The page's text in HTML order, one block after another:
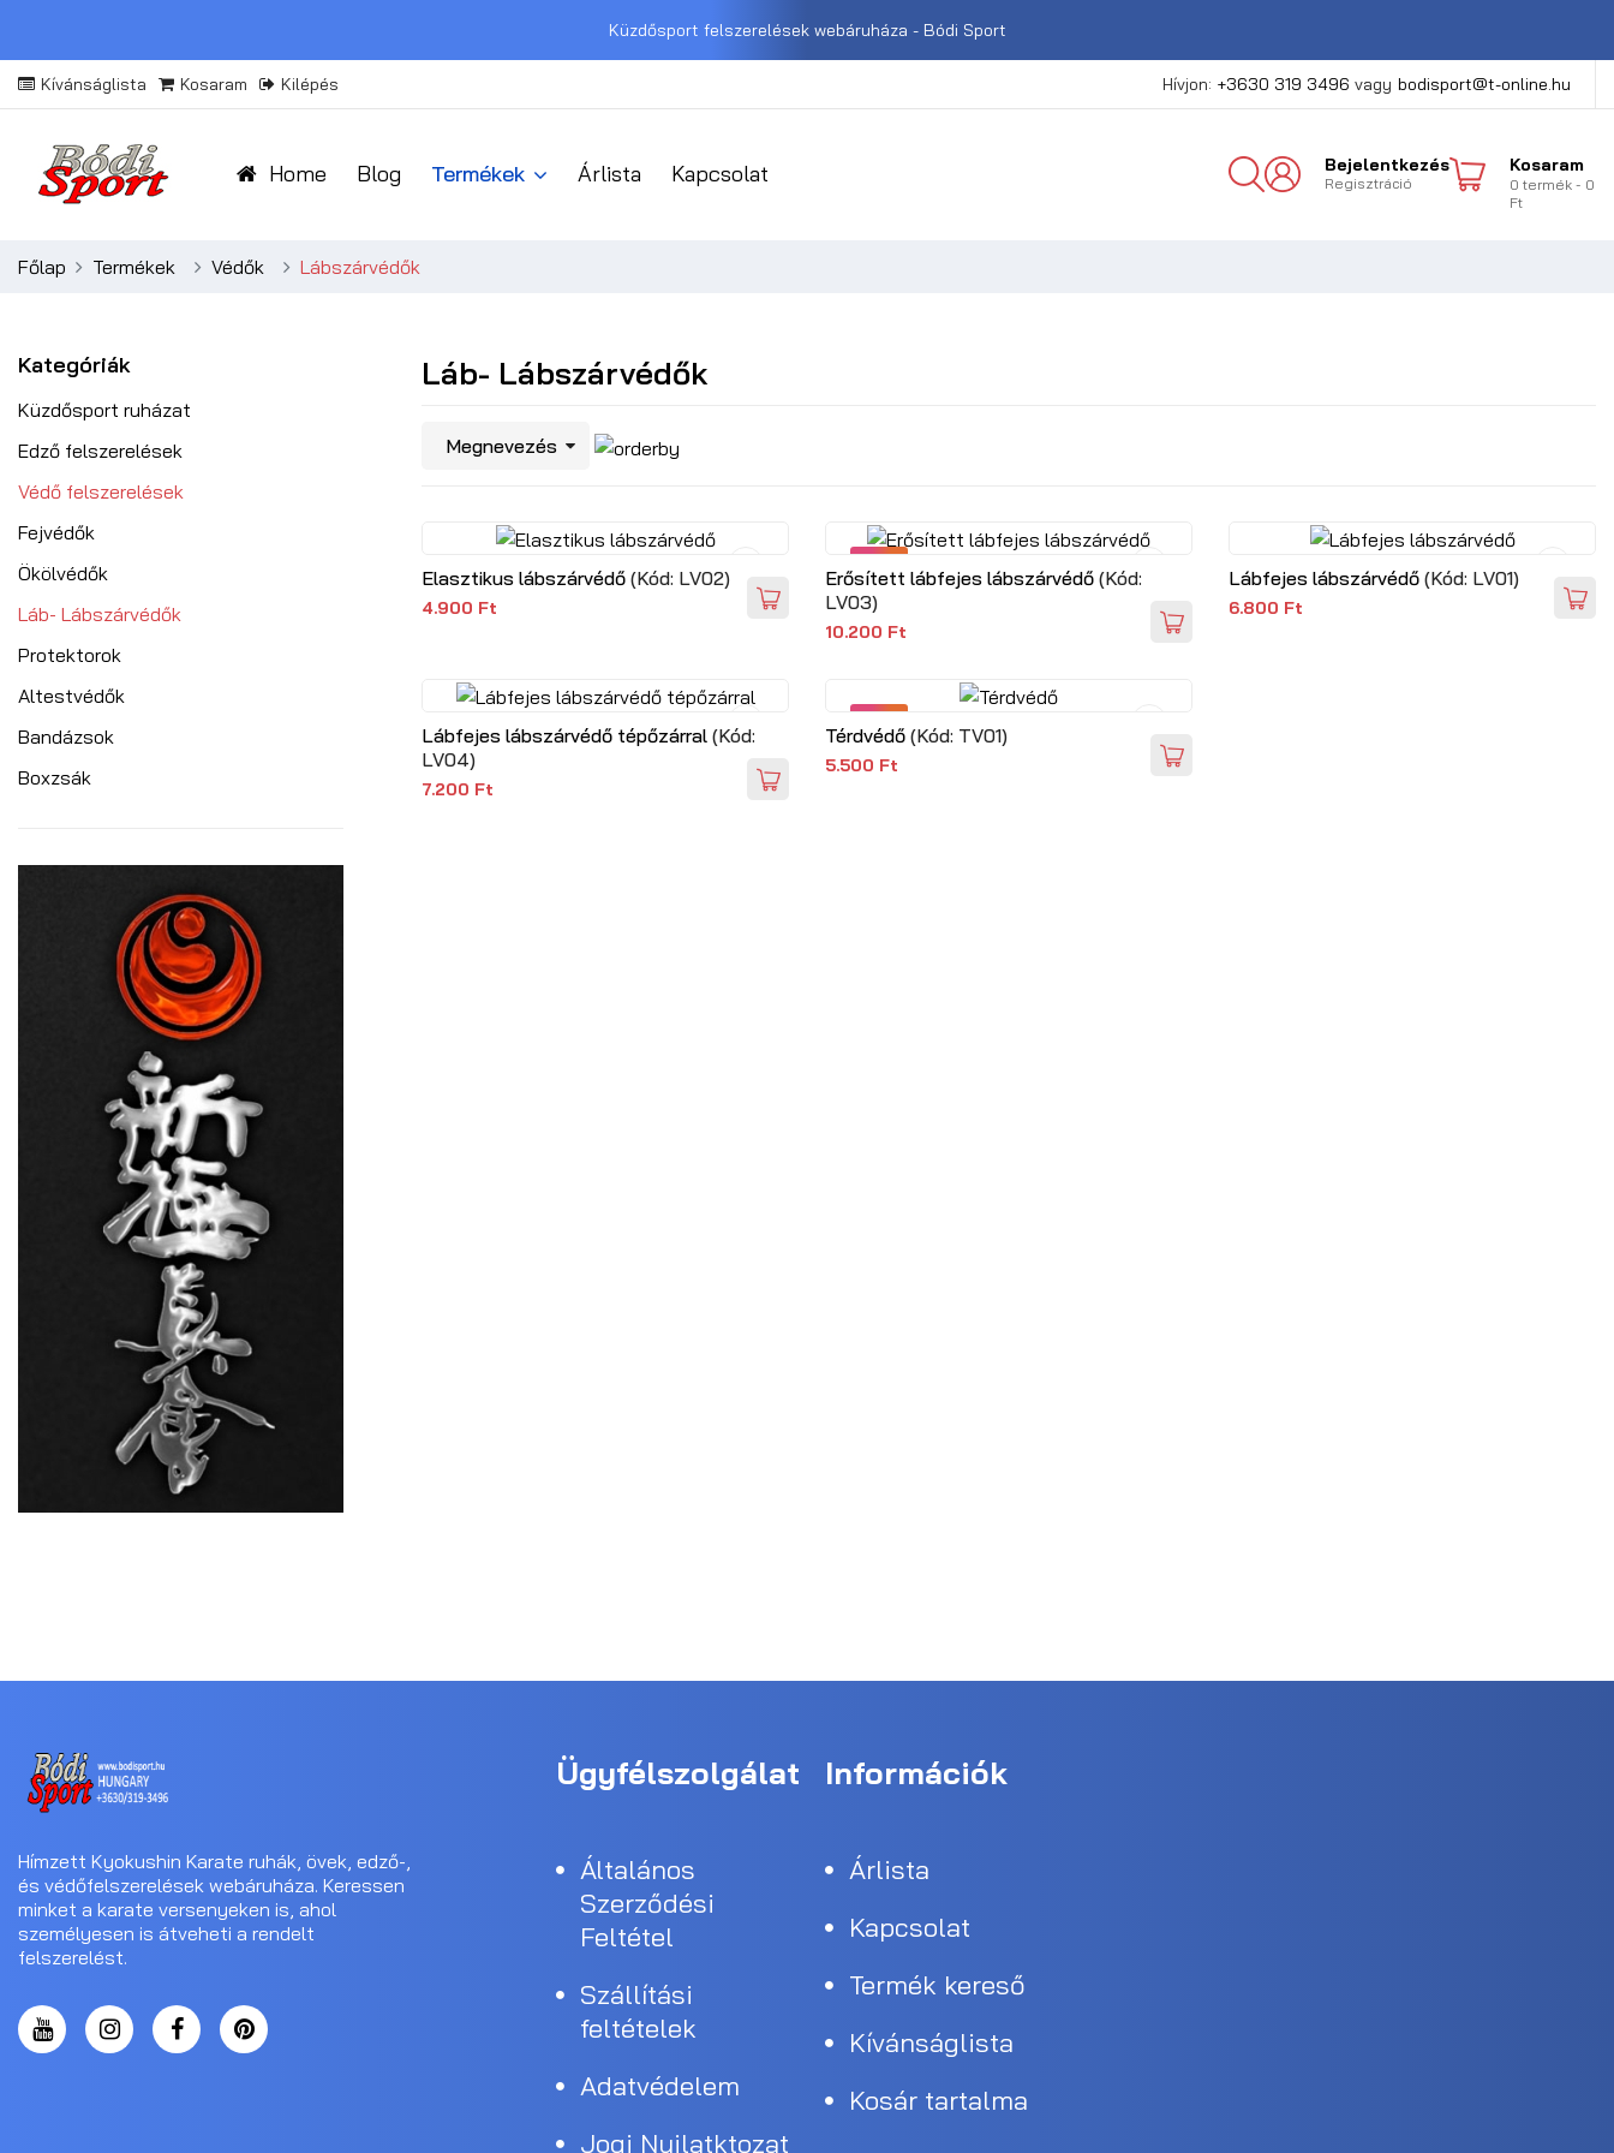
Küzdősport felszerelések webáruháza - Bódi Sport
Kívánságlista Kosaram Kilépés Hívjon: +3630 319 3496 vagy bodisport@t-online.hu
Home Blog Termékek Árlista Kapcsolat Bejelentkezés
Regisztráció
Kosaram
0 termék - 0
Ft
Főlap Termékek Védők Lábszárvédők
Kategóriák
Küzdősport ruházat
Edző felszerelések
Védő felszerelések
Fejvédők
Ökölvédők
Láb- Lábszárvédők
Protektorok
Altestvédők
Bandázsok
Boxzsák
Láb- Lábszárvédők
Elasztikus lábszárvédő (Kód: LV02)
4.900 Ft
Erősített lábfejes lábszárvédő (Kód:
LV03)
10.200 Ft
Lábfejes lábszárvédő (Kód: LV01)
6.800 Ft
Lábfejes lábszárvédő tépőzárral (Kód:
LV04)
7.200 Ft
Térdvédő (Kód: TV01)
5.500 Ft
Hímzett Kyokushin Karate ruhák, övek, edző-,
és védőfelszerelések webáruháza. Keressen
minket a karate versenyeken is, ahol
személyesen is átveheti a rendelt
felszerelést.
Ügyfélszolgálat
Általános
Szerződési
Feltétel
Szállítási
feltételek
Adatvédelem
Jogi Nyilatktozat
Információk
Árlista
Kapcsolat
Termék kereső
Kívánságlista
Kosár tartalma